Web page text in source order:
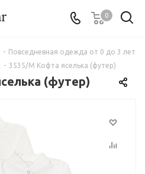
0
- Повседневная одежда от 0 до 3 лет
- 3535/М Кофта яселька (футер)
(футер)